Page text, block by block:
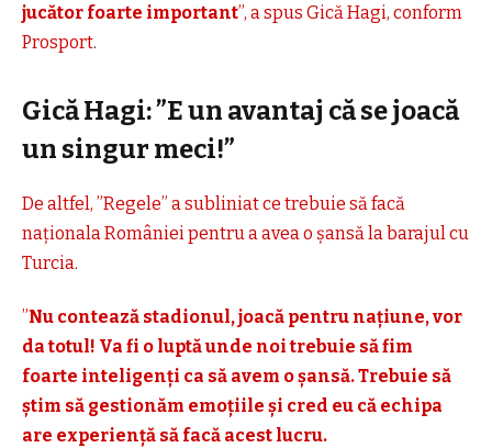
jucător foarte important”, a spus Gică Hagi, conform
Prosport.
Gică Hagi: ”E un avantaj că se joacă
un singur meci!”
De altfel, ”Regele” a subliniat ce trebuie să facă
naționala României pentru a avea o șansă la barajul cu
Turcia.
”Nu contează stadionul, joacă pentru națiune, vor
da totul! Va fi o luptă unde noi trebuie să fim
foarte inteligenți ca să avem o șansă. Trebuie să
știm să gestionăm emoțiile și cred eu că echipa
are experiență să facă acest lucru.